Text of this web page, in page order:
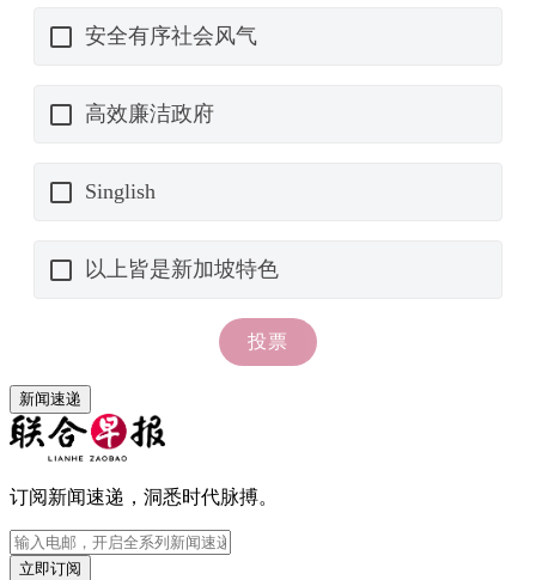
新闻速递
订阅新闻速递，洞悉时代脉搏。
立即订阅